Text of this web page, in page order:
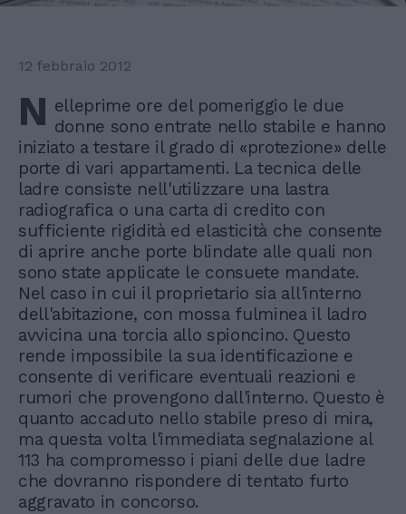
12 febbraio 2012
N elleprime ore del pomeriggio le due
donne sono entrate nello stabile e hanno
iniziato a testare il grado di «protezione» delle
porte di vari appartamenti. La tecnica delle
ladre consiste nell'utilizzare una lastra
radiografica o una carta di credito con
sufficiente rigidità ed elasticità che consente
di aprire anche porte blindate alle quali non
sono state applicate le consuete mandate.
Nel caso in cui il proprietario sia all'interno
dell'abitazione, con mossa fulminea il ladro
avvicina una torcia allo spioncino. Questo
rende impossibile la sua identificazione e
consente di verificare eventuali reazioni e
rumori che provengono dall'interno. Questo è
quanto accaduto nello stabile preso di mira,
ma questa volta l'immediata segnalazione al
113 ha compromesso i piani delle due ladre
che dovranno rispondere di tentato furto
aggravato in concorso.